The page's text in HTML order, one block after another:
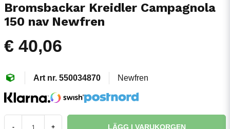
Bromsbackar Kreidler Campagnola
150 nav Newfren
€ 40,06
550034870 Newfren
- + LÄGG I VARUKORGEN